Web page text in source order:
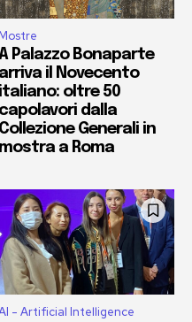
Palazzo Bonaparte
arriva il Novecento
italiano: oltre 50
capolavori dalla
Collezione Generali in
mostra a Roma
- Artificial Intelligence